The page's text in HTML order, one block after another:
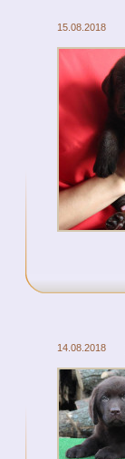
15.08.2018
14.08.2018